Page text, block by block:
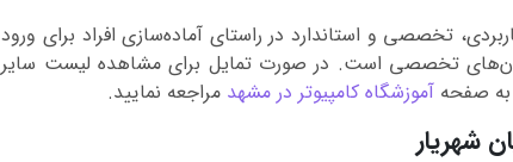
تخصصی و استاندارد در راستای آماده‌سازی افراد برای ورود
تخصصی است. در صورت تمایل برای مشاهده لیست سایر
به صفحه آموزشگاه کامپیوتر در مشهد مراجعه نمایید.
شهریار